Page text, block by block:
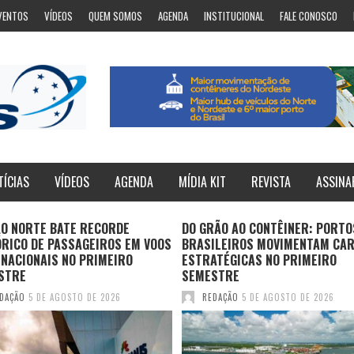
VÍDEOS QUEM SOMOS AGENDA INSTITUCIONAL FALE CONOSCO
VÍDEOS AGENDA MÍDIA KIT REVISTA
NORTE BATE RECORDE
DE PASSAGEIROS EM VOOS
NO PRIMEIRO
5 DE AGOSTO DE 2026
DO GRÃO AO CONTÊINER:
BRASILEIROS MOVIMENTAM
ESTRATÉGICAS NO PRIMEIRO
SEMESTRE
REDAÇÃO 5 DE AGOSTO DE 2026